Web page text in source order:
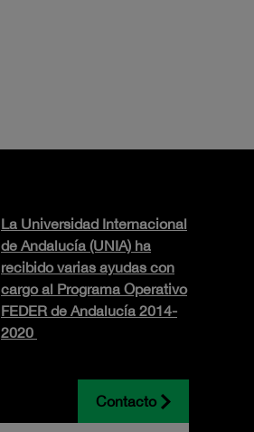
La Universidad Internacional
de Andalucía (UNIA) ha
recibido varias ayudas con
cargo al Programa Operativo
FEDER de Andalucía 2014-
2020
Contacto